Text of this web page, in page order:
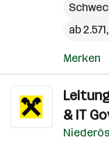
ab
Merken
& IT